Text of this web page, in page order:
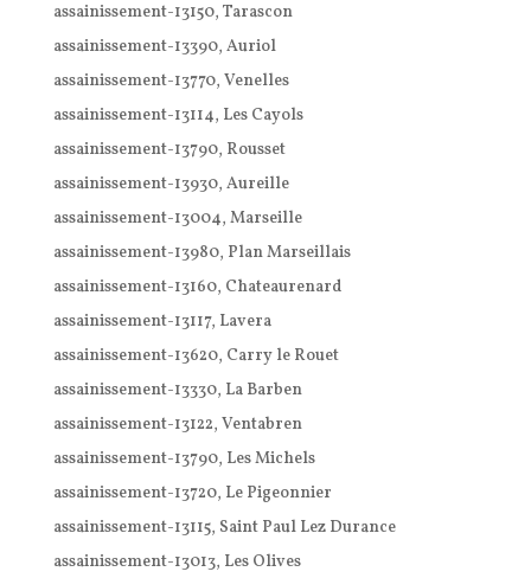
assainissement-13150, Tarascon
assainissement-13390, Auriol
assainissement-13770, Venelles
assainissement-13114, Les Cayols
assainissement-13790, Rousset
assainissement-13930, Aureille
assainissement-13004, Marseille
assainissement-13980, Plan Marseillais
assainissement-13160, Chateaurenard
assainissement-13117, Lavera
assainissement-13620, Carry le Rouet
assainissement-13330, La Barben
assainissement-13122, Ventabren
assainissement-13790, Les Michels
assainissement-13720, Le Pigeonnier
assainissement-13115, Saint Paul Lez Durance
assainissement-13013, Les Olives